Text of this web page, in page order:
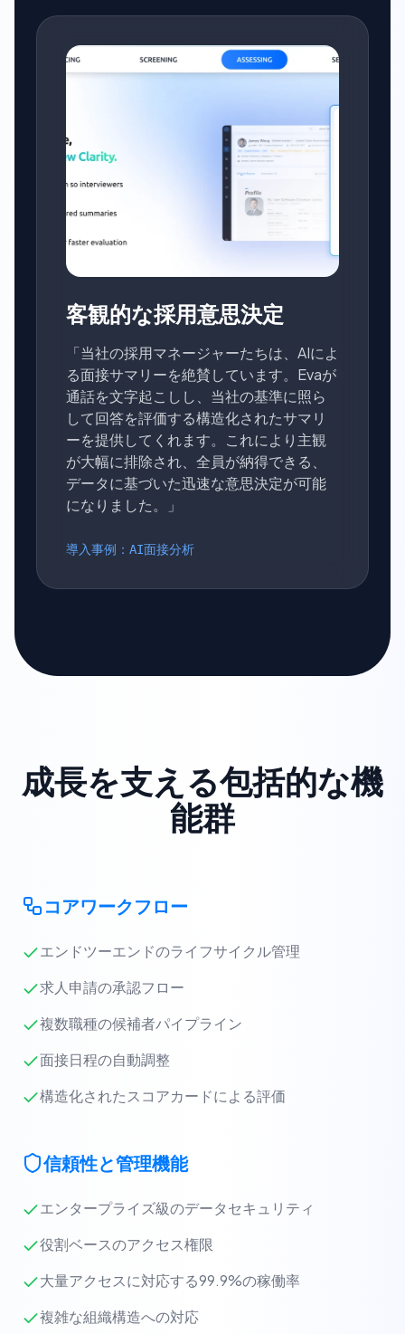
客観的な採用意思決定
「当社の採用マネージャーたちは、AIによ
る面接サマリーを絶賛しています。Evaが
通話を文字起こしし、当社の基準に照ら
して回答を評価する構造化されたサマリ
ーを提供してくれます。これにより主観
が大幅に排除され、全員が納得できる、
データに基づいた迅速な意思決定が可能
になりました。」
導入事例：AI面接分析
成長を支える包括的な機
能群
コアワークフロー
エンドツーエンドのライフサイクル管理
求人申請の承認フロー
複数職種の候補者パイプライン
面接日程の自動調整
構造化されたスコアカードによる評価
信頼性と管理機能
エンタープライズ級のデータセキュリティ
役割ベースのアクセス権限
大量アクセスに対応する99.9%の稼働率
複雑な組織構造への対応